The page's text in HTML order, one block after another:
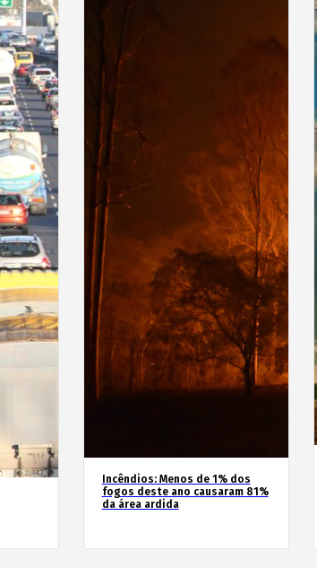
Incêndios: Menos de 1% dos
fogos deste ano causaram 81%
da área ardida